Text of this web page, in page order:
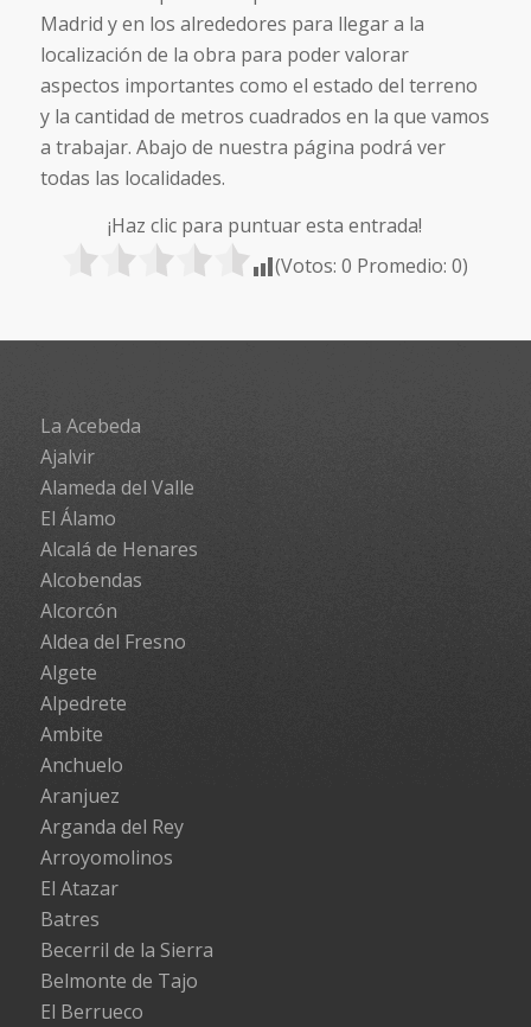
Madrid y en los alrededores para llegar a la
localización de la obra para poder valorar
aspectos importantes como el estado del terreno
y la cantidad de metros cuadrados en la que vamos
a trabajar. Abajo de nuestra página podrá ver
todas las localidades.
¡Haz clic para puntuar esta entrada!
(Votos:0 Promedio:0)
La Acebeda
Ajalvir
Alameda del Valle
El Álamo
Alcalá de Henares
Alcobendas
Alcorcón
Aldea del Fresno
Algete
Alpedrete
Ambite
Anchuelo
Aranjuez
Arganda del Rey
Arroyomolinos
El Atazar
Batres
Becerril de la Sierra
Belmonte de Tajo
El Berrueco